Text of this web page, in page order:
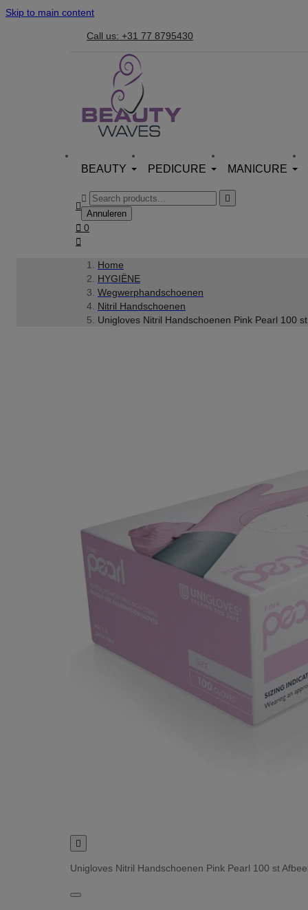
Skip to main content
Call us: +31 77 8795430
BEAUTY PEDICURE MANICURE



Annuleren
 0

Home
HYGIËNE
Wegwerphandschoenen
Nitril Handschoenen
Unigloves Nitril Handschoenen Pink Pearl 100 st

Unigloves Nitril Handschoenen Pink Pearl 100 st